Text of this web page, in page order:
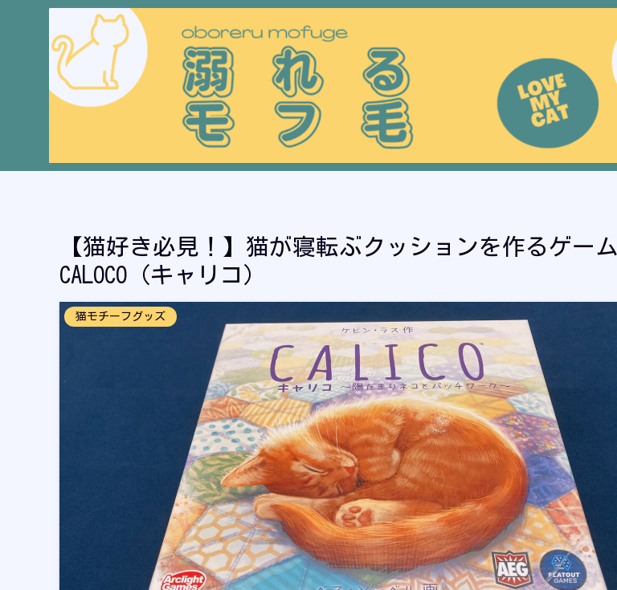
【猫好き必見！】猫が寝転ぶクッションを作るゲーム
CALOCO（キャリコ）
猫モチーフグッズ